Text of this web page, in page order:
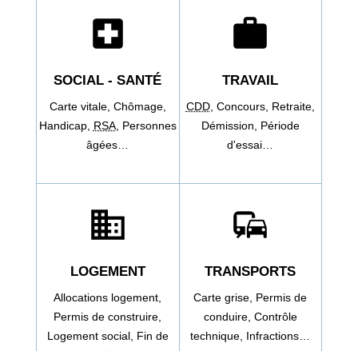
local_hospital
SOCIAL - SANTÉ
Carte vitale, Chômage,
Handicap, RSA, Personnes
âgées…
work
TRAVAIL
CDD, Concours, Retraite,
Démission, Période
d'essai…
domain
LOGEMENT
Allocations logement,
Permis de construire,
Logement social, Fin de
commute
TRANSPORTS
Carte grise, Permis de
conduire, Contrôle
technique, Infractions…